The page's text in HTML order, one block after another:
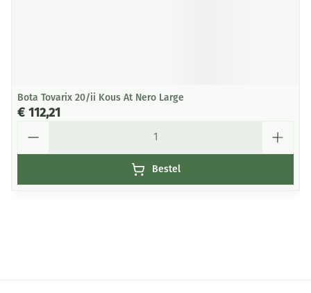
Bota Tovarix 20/ii Kous At Nero Large
€ 112,21
Bestel